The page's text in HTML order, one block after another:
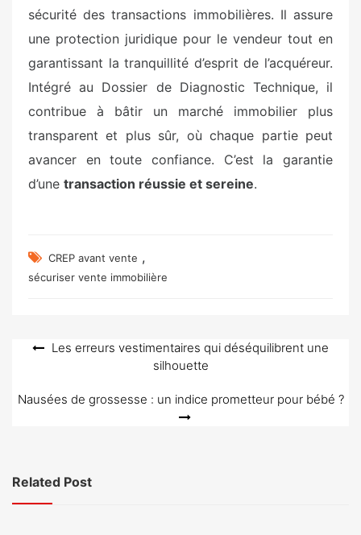
sécurité des transactions immobilières. Il assure
une protection juridique pour le vendeur tout en
garantissant la tranquillité d’esprit de l’acquéreur.
Intégré au Dossier de Diagnostic Technique, il
contribue à bâtir un marché immobilier plus
transparent et plus sûr, où chaque partie peut
avancer en toute confiance. C’est la garantie
d’une transaction réussie et sereine.
CREP avant vente ,
sécuriser vente immobilière
Navigation
l’article
Les erreurs vestimentaires qui déséquilibrent une
silhouette
Nausées de grossesse : un indice prometteur pour bébé ?
Related Post